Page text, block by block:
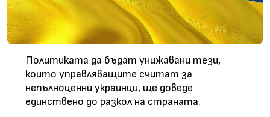
Политиката да бъдат унижавани тези,
които управляващите считат за
непълноценни украинци, ще доведе
единствено до разкол на страната.